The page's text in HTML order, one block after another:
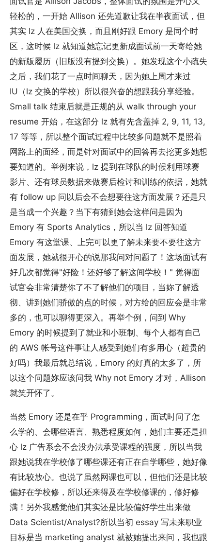
轻松的，一开始 Allison 还先道歉让我在半夜面试，但
其实 lz 人在美国交换，而且刚好跟 Emory 是同个时
区，这时候 lz 就知道她忘记更新成面试前一天寄给她
的新版履历（旧版没有提到交换）。她发现这个小疏失
之后，我们花了一点时间聊天，因为她上周才来过
IU（lz 交换的学校）所以很兴奋的想跟我分享经验。
Small talk 结束后就是正规的从 walk through your
resume 开始，在这部分 lz 就有先含盖掉 2, 9, 11, 13,
17 等等，所以整个面试过程中比较多问题就不是照着
网路上的面经，而是针对面试中的回答再去挖更多她想
要知道的。举例来说，lz 提到在球队的时候利用球赛
影片、还有球员数据来做赛后检讨和训练的依据，她就
有 follow up 问以后会不会想要往这方面发展？还是只
是当成一个兴趣？当下有猜到她会这样问是因为
Emory 有 Sports Analytics，所以当 lz 回答知道
Emory 有这堂课、上完可以更了解未来要不要往这方
面发展，她就很开心的说那我问对问题了！这场面试有
好几次都觉得"好险！还好够了解这间学校！" 觉得面
试官会非常清楚你了不了解他们的项目，当妳了解透
彻、讲到她们骄傲的点的时候，对方给的回应会是非常
多的，也可以聊得更深入。再举个例，问到 Why
Emory 的时候提到了就业和小班制、每个人都有自己
的 AWS 帐号这件事让人感受到她们有多用心（超贵的
好吗）我最后就总结说，Emory 的好真的太多了，所
以这个问题妳应该问我 Why not Emory 才对，Allison
就笑开怀了。
当然 Emory 还是在乎 Programming，面试时问了怎
么学的、会哪些语言、熟悉程度如何，她们主要还是担
心 lz 广告系会不会没办法承受课程的强度，所以当我
跟她说我在学校修了哪些课还有正在自学哪些，她好像
有比较放心。也说了虽然网课也可以，但他们还是比较
偏好在学校修，所以还来得及在学校修课的，修好修
满！另外我感觉他们其实还是比较偏好学生出来做
Data Scientist/Analyst?所以当初 essay 写未来职业
目标是当 marketing analyst 就被她提出来问，我也跟